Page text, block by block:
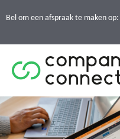
Bel om een afspraak te maken op: